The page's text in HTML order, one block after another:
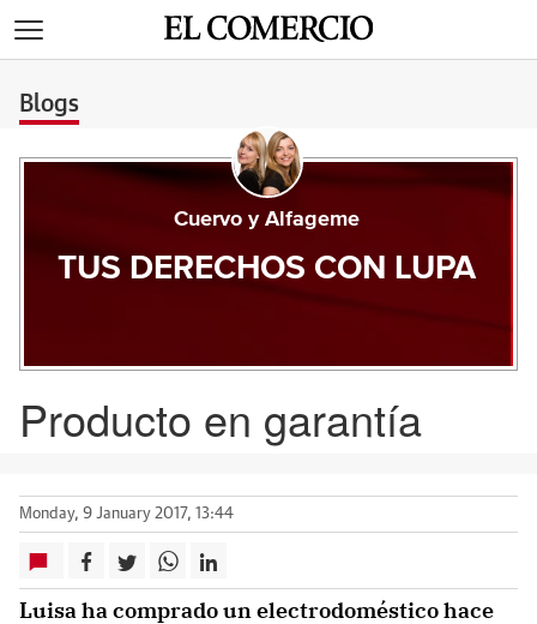
Blogs
Cuervo y Alfageme
TUS DERECHOS CON LUPA
Producto en garantía
Monday, 9 January 2017, 13:44
Luisa ha comprado un electrodoméstico hace